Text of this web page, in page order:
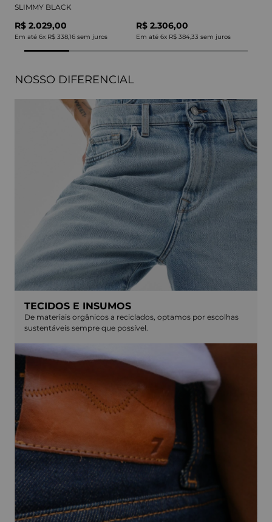
SLIMMY BLACK
R$ 2.029,00
Em até 6x R$ 338,16 sem juros
R$ 2.306,00
Em até 6x R$ 384,33 sem juros
NOSSO DIFERENCIAL
TECIDOS E INSUMOS
De materiais orgânicos a reciclados, optamos por escolhas
sustentáveis sempre que possível.